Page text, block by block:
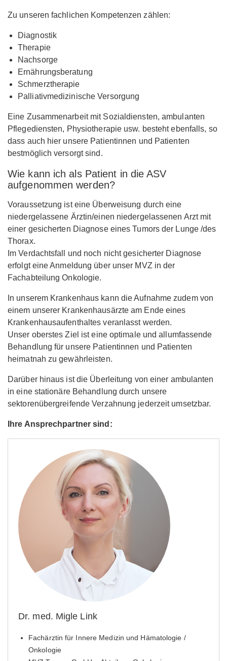
Zu unseren fachlichen Kompetenzen zählen:
Diagnostik
Therapie
Nachsorge
Ernährungsberatung
Schmerztherapie
Palliativmedizinische Versorgung
Eine Zusammenarbeit mit Sozialdiensten, ambulanten
Pflegediensten, Physiotherapie usw. besteht ebenfalls, so
dass auch hier unsere Patientinnen und Patienten
bestmöglich versorgt sind.
Wie kann ich als Patient in die ASV
aufgenommen werden?
Voraussetzung ist eine Überweisung durch eine
niedergelassene Ärztin/einen niedergelassenen Arzt mit
einer gesicherten Diagnose eines Tumors der Lunge /des
Thorax.
Im Verdachtsfall und noch nicht gesicherter Diagnose
erfolgt eine Anmeldung über unser MVZ in der
Fachabteilung Onkologie.
In unserem Krankenhaus kann die Aufnahme zudem von
einem unserer Krankenhausärzte am Ende eines
Krankenhausaufenthaltes veranlasst werden.
Unser oberstes Ziel ist eine optimale und allumfassende
Behandlung für unsere Patientinnen und Patienten
heimatnah zu gewährleisten.
Darüber hinaus ist die Überleitung von einer ambulanten
in eine stationäre Behandlung durch unsere
sektorenübergreifende Verzahnung jederzeit umsetzbar.
Ihre Ansprechpartner sind:
Dr. med. Migle Link
Fachärztin für Innere Medizin und Hämatologie /
Onkologie